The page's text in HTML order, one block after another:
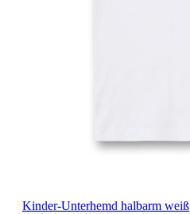
Kinder-Unterhemd halbarm weiß